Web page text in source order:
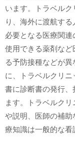
います。トラベル
り、海外に渡航す
必要となる医療関
使用できる薬剤な
る予防接種などが
に、トラベルクリ
書に診断書の発行
ます。トラベルク
や説明、医師の補
療知識は一般的な看